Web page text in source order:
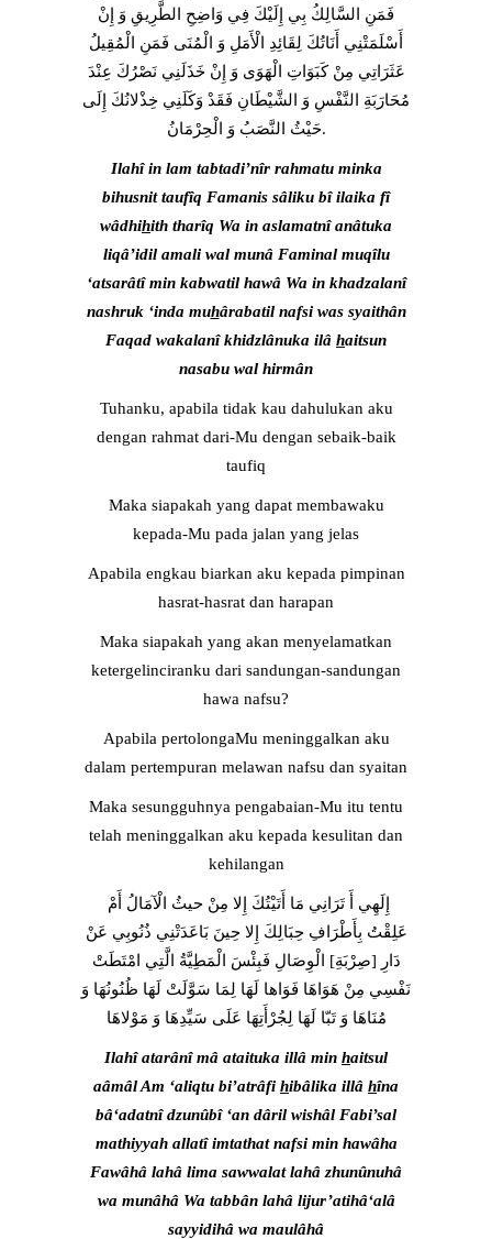
فَمَنِ السَّالِكُ بِي إِلَيْكَ فِي وَاضِحِ الطَّرِيقِ وَ إِنْ
أَسْلَمَتْنِي أَنَاتُكَ لِقَائِدِ الْأَمَلِ وَ الْمُنَى فَمَنِ الْمُقِيلُ
عَثَرَاتِي مِنْ كَبَوَاتِ الْهَوَى وَ إِنْ خَذَلَنِي نَصْرُكَ عِنْدَ
مُحَارَبَةِ النَّفْسِ وَ الشَّيْطَانِ فَقَدْ وَكَلَنِي خِذْلانُكَ إِلَى
حَيْثُ النَّصَبُ وَ الْحِرْمَانُ.
Ilahî in lam tabtadi’nîr rahmatu minka
bihusnit taufîq Famanis sâliku bî ilaika fî
wâdhihith tharîq Wa in aslamatnî anâtuka
liqâ’idil amali wal munâ Faminal muqîlu
‘atsarâtî min kabwatil hawâ Wa in khadzalanî
nashruk ‘inda muhârabatil nafsi was syaithân
Faqad wakalanî khidzlânuka ilâ haitsun
nasabu wal hirmân
Tuhanku, apabila tidak kau dahulukan aku
dengan rahmat dari-Mu dengan sebaik-baik
taufiq
Maka siapakah yang dapat membawaku
kepada-Mu pada jalan yang jelas
Apabila engkau biarkan aku kepada pimpinan
hasrat-hasrat dan harapan
Maka siapakah yang akan menyelamatkan
ketergelinciranku dari sandungan-sandungan
hawa nafsu?
Apabila pertolongaMu meninggalkan aku
dalam pertempuran melawan nafsu dan syaitan
Maka sesungguhnya pengabaian-Mu itu tentu
telah meninggalkan aku kepada kesulitan dan
kehilangan
عَلِقْتُ بِأَطْرَافِ حِبَالِكَ إِلا حِينَ بَاعَدَتْنِي ذُنُوبِي عَنْ
دَارِ [صِرْبَةِ] الْوِصَالِ فَبِئْسَ الْمَطِيَّةُ الَّتِي امْتَطَتْ
نَفْسِي مِنْ هَوَاهَا فَوَاها لَهَا لِمَا سَوَّلَتْ لَهَا ظُنُونُهَا وَ
مُنَاهَا وَ تَبّا لَهَا لِجُرْأَتِهَا عَلَى سَيِّدِهَا وَ مَوْلاهَا
Ilahî atarânî mâ ataituka illâ min haitsul
aâmâl Am ‘aliqtu bi’atrâfi hibâlika illâ hîna
bâ‘adatnî dzunûbî ‘an dâril wishâl Fabi’sal
mathiyyah allatî imtathat nafsi min hawâha
Fawâhâ lahâ lima sawwalat lahâ zhunûnuhâ
wa munâhâ Wa tabbân lahâ lijur’atihâ‘alâ
sayyidihâ wa maulâhâ